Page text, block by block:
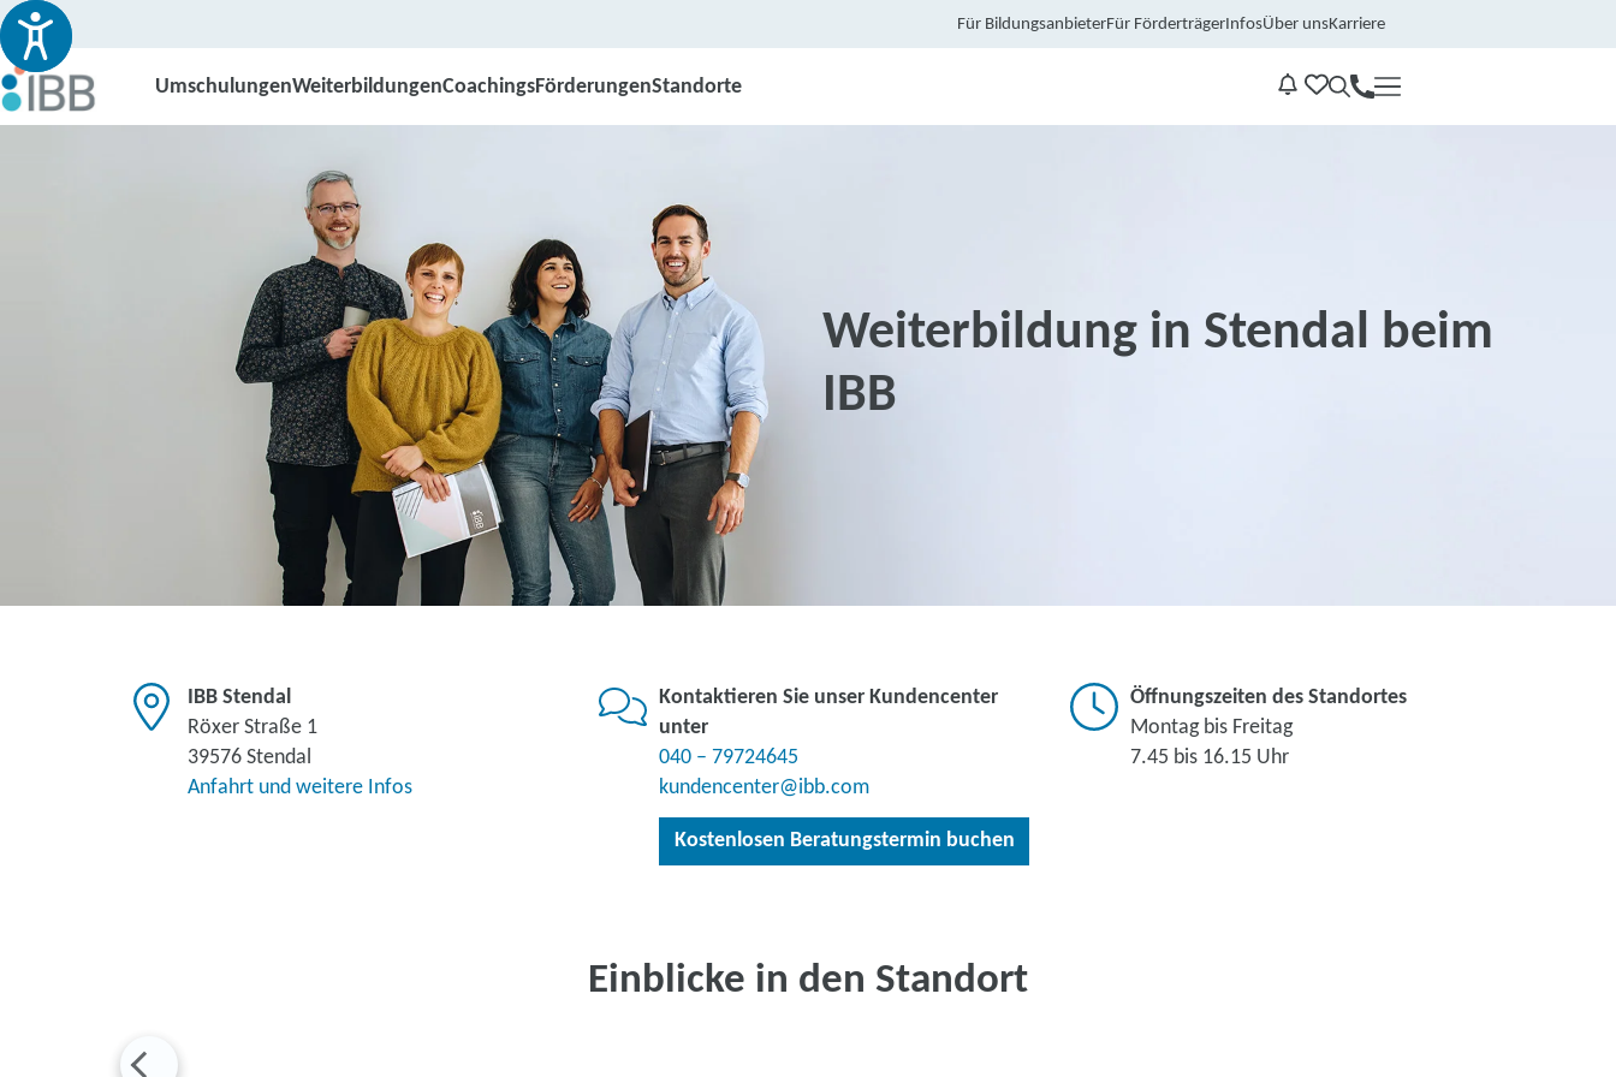
Für BildungsanbieterFür FörderträgerInfosÜber unsKarriere
UmschulungenWeiterbildungenCoachingsFörderungenStandorte
Kontakt
Weiterbildung in Stendal beim
IBB
IBB Stendal
Röxer Straße 1
39576 Stendal
Anfahrt und weitere Infos
Kontaktieren Sie unser Kundencenter
unter
040 – 79724645
kundencenter@ibb.com
Kostenlosen Beratungstermin buchen
Öffnungszeiten des Standortes
Montag bis Freitag
7.45 bis 16.15 Uhr
Einblicke in den Standort